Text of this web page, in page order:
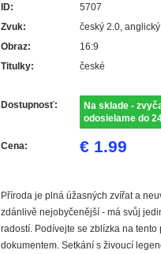
ID:
5707
Zvuk:
český 2.0,
Obraz:
16:9
Titulky:
české
Dostupnosť:
Na sklade -
odosielame do
Cena: € 1.99
Příroda je plná úžasných zvířat a
zdánlivě nejobyčenější - má svůj
radostí. Podívejte se zblízka na
dokumentem. Setkání s živoucí